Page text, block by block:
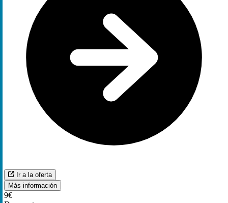
Ir a la oferta
Más información
9€